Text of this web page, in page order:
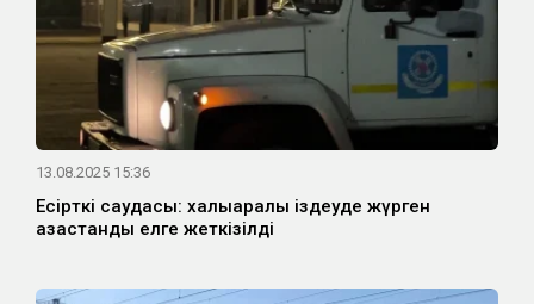
13.08.2025 15:36
Есірткі саудасы: халықаралық іздеуде жүрген
қазақстандық елге жеткізілді